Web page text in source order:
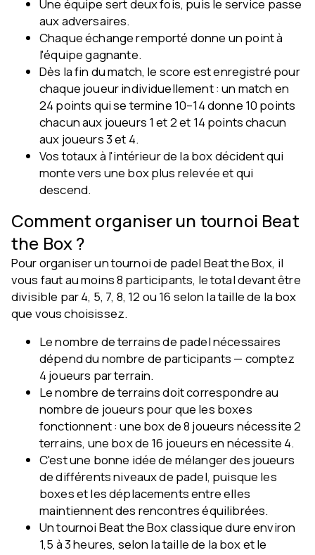
Une équipe sert deux fois, puis le service passe
aux adversaires.
Chaque échange remporté donne un point à
l'équipe gagnante.
Dès la fin du match, le score est enregistré pour
chaque joueur individuellement : un match en
24 points qui se termine 10–14 donne 10 points
chacun aux joueurs 1 et 2 et 14 points chacun
aux joueurs 3 et 4.
Vos totaux à l'intérieur de la box décident qui
monte vers une box plus relevée et qui
descend.
Comment organiser un tournoi Beat
the Box ?
Pour organiser un tournoi de padel Beat the Box, il
vous faut au moins 8 participants, le total devant être
divisible par 4, 5, 7, 8, 12 ou 16 selon la taille de la box
que vous choisissez.
Le nombre de terrains de padel nécessaires
dépend du nombre de participants — comptez
4 joueurs par terrain.
Le nombre de terrains doit correspondre au
nombre de joueurs pour que les boxes
fonctionnent : une box de 8 joueurs nécessite 2
terrains, une box de 16 joueurs en nécessite 4.
C'est une bonne idée de mélanger des joueurs
de différents niveaux de padel, puisque les
boxes et les déplacements entre elles
maintiennent des rencontres équilibrées.
Un tournoi Beat the Box classique dure environ
1,5 à 3 heures, selon la taille de la box et le